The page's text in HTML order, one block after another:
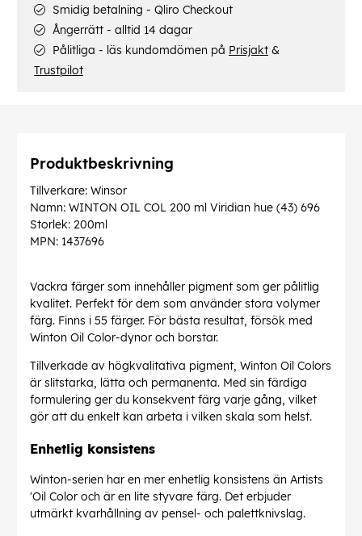
Smidig betalning - Qliro Checkout
Ångerrätt - alltid 14 dagar
Pålitliga - läs kundomdömen på Prisjakt &
Trustpilot
Produktbeskrivning
Tillverkare: Winsor
Namn: WINTON OIL COL 200 ml Viridian hue (43) 696
Storlek: 200ml
MPN: 1437696
Vackra färger som innehåller pigment som ger pålitlig
kvalitet. Perfekt för dem som använder stora volymer
färg. Finns i 55 färger. För bästa resultat, försök med
Winton Oil Color-dynor och borstar.
Tillverkade av högkvalitativa pigment, Winton Oil Colors
är slitstarka, lätta och permanenta. Med sin färdiga
formulering ger du konsekvent färg varje gång, vilket
gör att du enkelt kan arbeta i vilken skala som helst.
Enhetlig konsistens
Winton-serien har en mer enhetlig konsistens än Artists
'Oil Color och är en lite styvare färg. Det erbjuder
utmärkt kvarhållning av pensel- och palettknivslag.